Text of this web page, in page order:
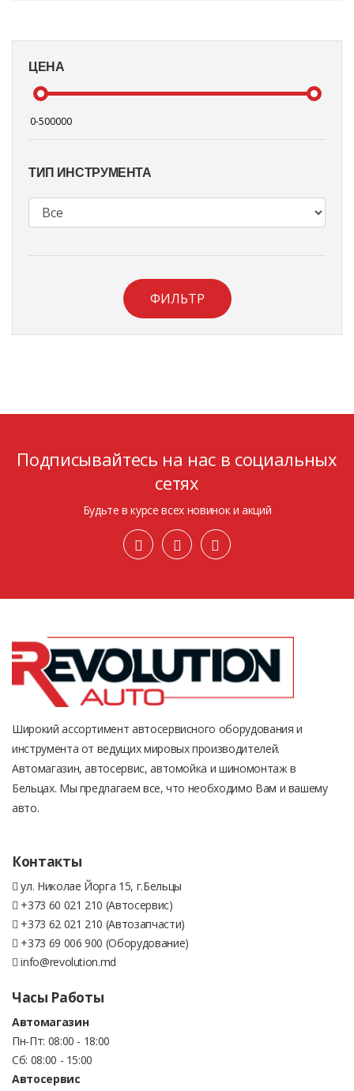
ЦЕНА
ТИП ИНСТРУМЕНТА
ФИЛЬТР
Подписывайтесь на нас в социальных
сетях
Будьте в курсе всех новинок и акций
Широкий ассортимент автосервисного оборудования и
инструмента от ведущих мировых производителей.
Автомагазин, автосервис, автомойка и шиномонтаж в
Бельцах. Мы предлагаем все, что необходимо Вам и вашему
авто.
Контакты
ул. Николае Йорга 15, г.Бельцы
+373 60 021 210 (Автосервис)
+373 62 021 210 (Автозапчасти)
+373 69 006 900 (Оборудование)
info@revolution.md
Часы Работы
Автомагазин
Пн-Пт: 08:00 - 18:00
Сб: 08:00 - 15:00
Автосервис